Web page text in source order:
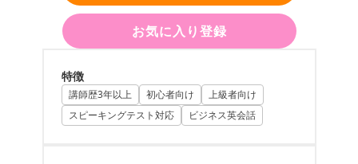
お気に入り登録
特徴
講師歴3年以上 初心者向け
上級者向け
スピーキングテスト対応
ビジネス英会話